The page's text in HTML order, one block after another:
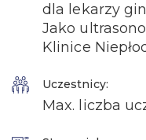
dla lekarzy
Jako
Klinice
Uczestnicy:
Max. liczba